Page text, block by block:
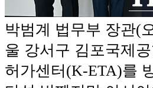
박범계 법무부 장관(
울 강서구 김포국제
허가센터(K-ETA)를